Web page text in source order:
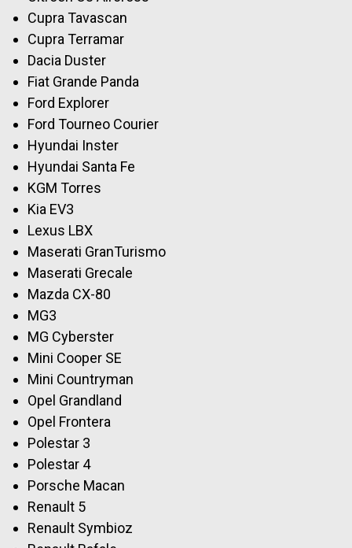
Cupra Tavascan
Cupra Terramar
Dacia Duster
Fiat Grande Panda
Ford Explorer
Ford Tourneo Courier
Hyundai Inster
Hyundai Santa Fe
KGM Torres
Kia EV3
Lexus LBX
Maserati GranTurismo
Maserati Grecale
Mazda CX-80
MG3
MG Cyberster
Mini Cooper SE
Mini Countryman
Opel Grandland
Opel Frontera
Polestar 3
Polestar 4
Porsche Macan
Renault 5
Renault Symbioz